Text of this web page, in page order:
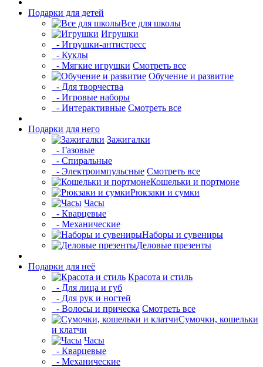
Подарки для детей
Все для школы
Игрушки
- Игрушки-антистресс
- Куклы
- Мягкие игрушки Смотреть все
Обучение и развитие
- Для творчества
- Игровые наборы
- Интерактивные Смотреть все
Подарки для него
Зажигалки
- Газовые
- Спиральные
- Электроимпульсные Смотреть все
Кошельки и портмоне
Рюкзаки и сумки
Часы
- Кварцевые
- Механические
Наборы и сувениры
Деловые презенты
Подарки для неё
Красота и стиль
- Для лица и губ
- Для рук и ногтей
- Волосы и прическа Смотреть все
Сумочки, кошельки
и клатчи
Часы
- Кварцевые
- Механические